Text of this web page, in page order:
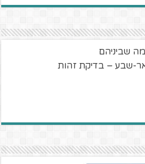
שביניהם
שבע – בדיקת זהות